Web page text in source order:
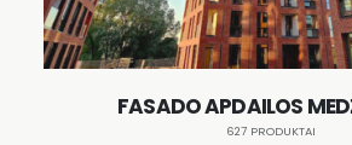
FASADO APDAILOS
627 PRODUKTAI